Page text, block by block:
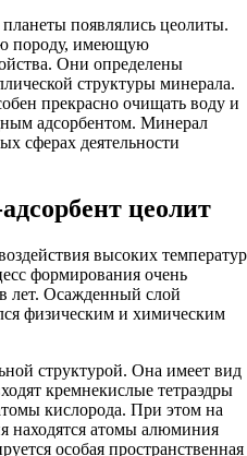
появлялись цеолиты.
породу, имеющую
Они определены
структуры минерала.
прекрасно очищать воду и
адсорбентом. Минерал
сферах деятельности
цеолит
высоких температур
формирования очень
лет. Осажденный слой
физическим и химическим
структурой. Она имеет вид
кремнекислые тетраэдры
кислорода. При этом на
находятся атомы алюминия
особая пространственная